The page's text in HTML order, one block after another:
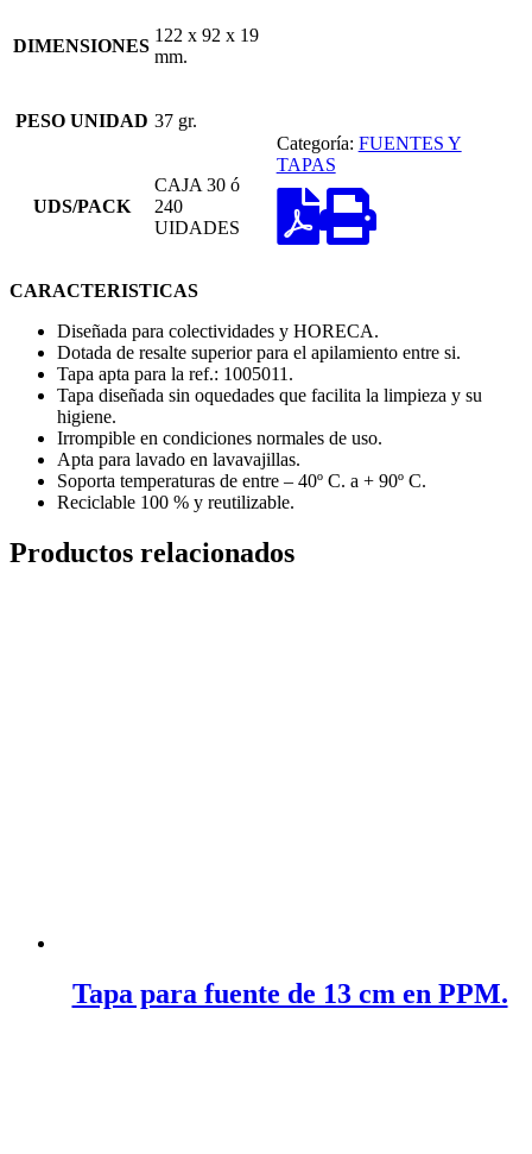
Categoría: FUENTES Y
TAPAS
DIMENSIONES
122 x 92 x 19
mm.
PESO UNIDAD 37 gr.
UDS/PACK
CAJA 30 ó
240
UIDADES
CARACTERISTICAS
Diseñada para colectividades y HORECA.
Dotada de resalte superior para el apilamiento entre si.
Tapa apta para la ref.: 1005011.
Tapa diseñada sin oquedades que facilita la limpieza y su
higiene.
Irrompible en condiciones normales de uso.
Apta para lavado en lavavajillas.
Soporta temperaturas de entre – 40º C. a + 90º C.
Reciclable 100 % y reutilizable.
Productos relacionados
Tapa para fuente de 13 cm en PPM.